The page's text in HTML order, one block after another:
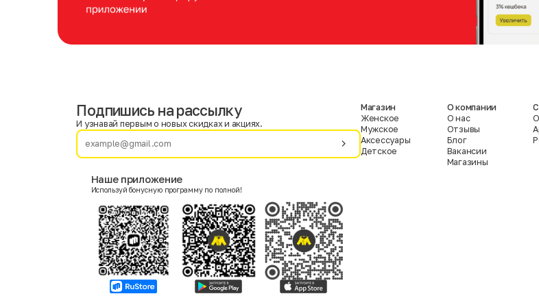
Фамилия
Женский
Согласие на получение чеков по электронной почте
Подпишись на рассылку
И узнавай первым о новых скидках и акциях.
Наше приложение
Используй бонусную программу по полной!
Магазин
Женское
Мужское
Аксессуары
Детское
О компании
О нас
Отзывы
Блог
Вакансии
Магазины